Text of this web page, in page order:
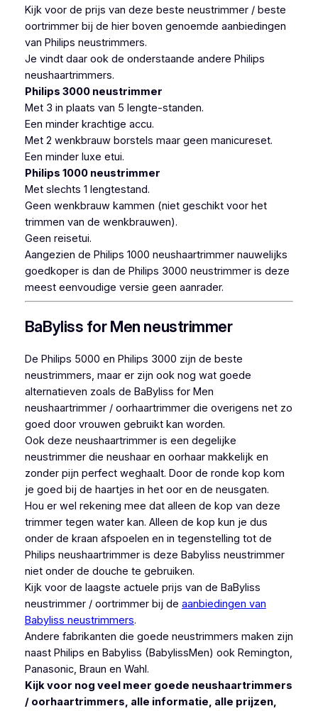
Kijk voor de prijs van deze beste neustrimmer / beste
oortrimmer bij de hier boven genoemde aanbiedingen
van Philips neustrimmers.
Je vindt daar ook de onderstaande andere Philips
neushaartrimmers.
Philips 3000 neustrimmer
Met 3 in plaats van 5 lengte-standen.
Een minder krachtige accu.
Met 2 wenkbrauw borstels maar geen manicureset.
Een minder luxe etui.
Philips 1000 neustrimmer
Met slechts 1 lengtestand.
Geen wenkbrauw kammen (niet geschikt voor het
trimmen van de wenkbrauwen).
Geen reisetui.
Aangezien de Philips 1000 neushaartrimmer nauwelijks
goedkoper is dan de Philips 3000 neustrimmer is deze
meest eenvoudige versie geen aanrader.
BaByliss for Men neustrimmer
De Philips 5000 en Philips 3000 zijn de beste
neustrimmers, maar er zijn ook nog wat goede
alternatieven zoals de BaByliss for Men
neushaartrimmer / oorhaartrimmer die overigens net zo
goed door vrouwen gebruikt kan worden.
Ook deze neushaartrimmer is een degelijke
neustrimmer die neushaar en oorhaar makkelijk en
zonder pijn perfect weghaalt. Door de ronde kop kom
je goed bij de haartjes in het oor en de neusgaten.
Hou er wel rekening mee dat alleen de kop van deze
trimmer tegen water kan. Alleen de kop kun je dus
onder de kraan afspoelen en in tegenstelling tot de
Philips neushaartrimmer is deze Babyliss neustrimmer
niet onder de douche te gebruiken.
Kijk voor de laagste actuele prijs van de BaByliss
neustrimmer / oortrimmer bij de aanbiedingen van
Babyliss neustrimmers.
Andere fabrikanten die goede neustrimmers maken zijn
naast Philips en Babyliss (BabylissMen) ook Remington,
Panasonic, Braun en Wahl.
Kijk voor nog veel meer goede neushaartrimmers
/ oorhaartrimmers, alle informatie, alle prijzen,